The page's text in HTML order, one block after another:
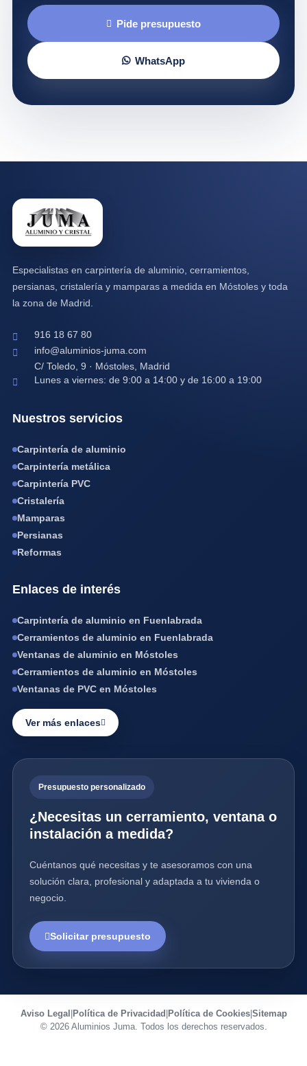
Pide presupuesto
WhatsApp
Especialistas en carpintería de aluminio, cerramientos,
persianas, cristalería y mamparas a medida en Móstoles y toda
la zona de Madrid.
916 18 67 80
info@aluminios-juma.com
C/ Toledo, 9 · Móstoles, Madrid
Lunes a viernes: de 9:00 a 14:00 y de 16:00 a 19:00
Nuestros servicios
Carpintería de aluminio
Carpintería metálica
Carpintería PVC
Cristalería
Mamparas
Persianas
Reformas
Enlaces de interés
Carpintería de aluminio en Fuenlabrada
Cerramientos de aluminio en Fuenlabrada
Ventanas de aluminio en Móstoles
Cerramientos de aluminio en Móstoles
Ventanas de PVC en Móstoles
Ver más enlaces
Presupuesto personalizado
¿Necesitas un cerramiento, ventana o
instalación a medida?
Cuéntanos qué necesitas y te asesoramos con una
solución clara, profesional y adaptada a tu vivienda o
negocio.
Solicitar presupuesto
Aviso Legal Política de Privacidad Política de Cookies| Sitemap
© 2026 Aluminios Juma. Todos los derechos reservados.